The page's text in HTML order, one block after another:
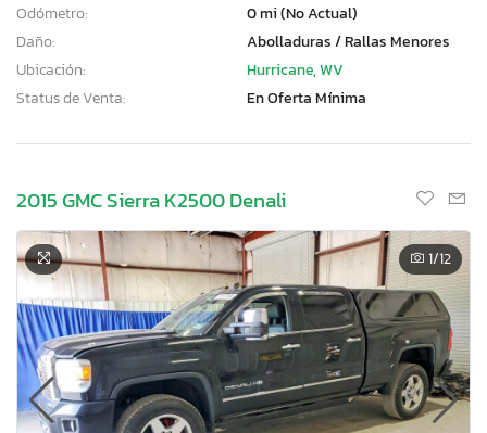
Odómetro:
0 mi (No Actual)
Daño:
Abolladuras / Rallas Menores
Ubicación:
Hurricane, WV
Status de Venta:
En Oferta Mínima
2015 GMC Sierra K2500 Denali
1/12